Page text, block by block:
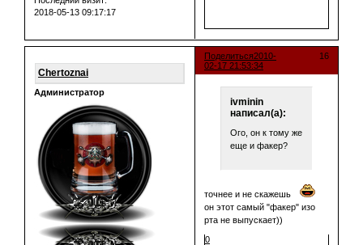
2018-05-13 09:17:17
Поделиться 16
2010-
02-17 21:53:34
Chertoznai
Администратор
ivminin
написал(а):
Ого, он к тому же
еще и факер?
точнее и не скажешь
он этот самый "факер" изо
рта не выпускает))
0